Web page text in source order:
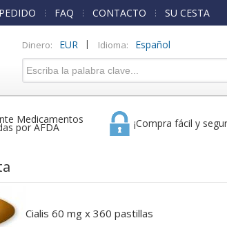
FAQ CONTACTO SU CESTA
Dinero: EUR | Idioma: Español
Medicamentos
por AFDA ¡Compra fácil y
Cialis 60 mg x 360 pastillas